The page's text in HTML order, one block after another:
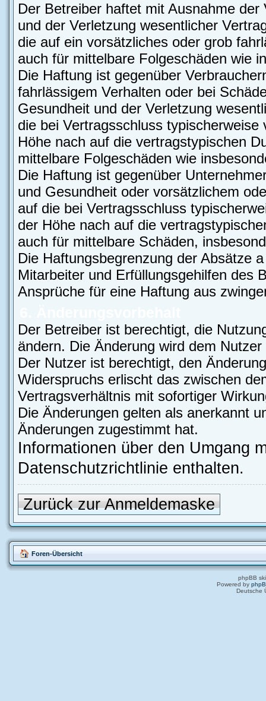
Der Betreiber haftet mit Ausnahme
und der Verletzung wesentlicher
die auf ein vorsätzliches oder grob
auch für mittelbare Folgeschäden wie
Die Haftung ist gegenüber
fahrlässigem Verhalten oder bei
Gesundheit und der Verletzung
die bei Vertragsschluss
Höhe nach auf die vertragstypischen
mittelbare Folgeschäden wie
Die Haftung ist gegenüber
und Gesundheit oder vorsätzlichem
auf die bei Vertragsschluss
der Höhe nach auf die
auch für mittelbare Schäden,
Die Haftungsbegrenzung der Absätze
Mitarbeiter und Erfüllungsgehilfen des
Ansprüche für eine Haftung aus
Der Betreiber ist berechtigt, die
ändern. Die Änderung wird dem
Der Nutzer ist berechtigt, den
Widerspruchs erlischt das zwischen
Vertragsverhältnis mit sofortiger
Die Änderungen gelten als anerkannt
Änderungen zugestimmt hat.
Informationen über den Umgang
Datenschutzrichtlinie enthalten.
Zurück zur Anmeldemaske
Foren-Übersicht
phpBB
Powered by
Deutsche